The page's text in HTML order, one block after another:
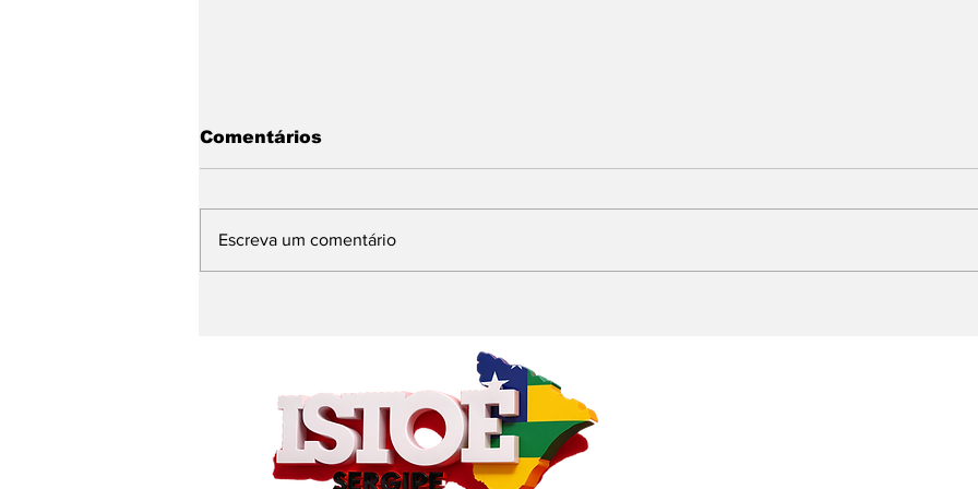
sucessão política em
São Domingos
empresário
Comentários
Escreva um comentário